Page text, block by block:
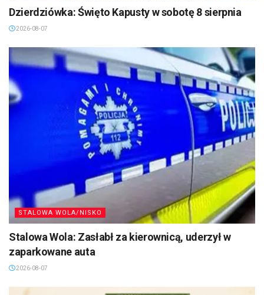
Dzierdziówka: Święto Kapusty w sobotę 8 sierpnia
2026-08-07
STALOWA WOLA/NISKO
Stalowa Wola: Zasłabł za kierownicą, uderzył w
zaparkowane auta
2026-08-07